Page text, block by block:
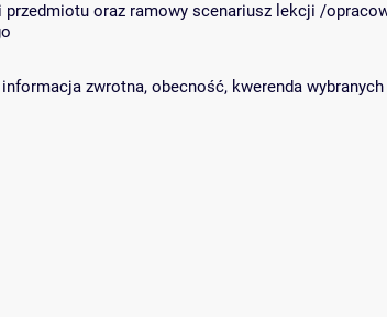
oraz ramowy scenariusz lekcji /
zwrotna, obecność, kwerenda